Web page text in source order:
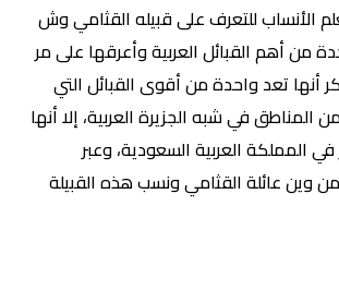
الأنساب للتعرف على قبيله القثامي وش
من أهم القبائل العربية وأعرقها على مر
أنها تعد واحدة من أقوى القبائل التي
المناطق في شبه الجزيرة العربية، إلا أنها
المملكة العربية السعودية، وعبر
وين عائلة القثامي ونسب هذه القبيلة